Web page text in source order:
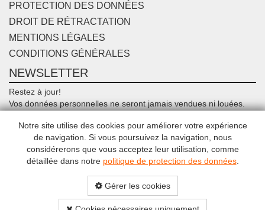
Notre site utilise des cookies pour améliorer votre expérience
de navigation. Si vous poursuivez la navigation, nous
considérerons que vous acceptez leur utilisation, comme
détaillée dans notre politique de protection des données.
Gérer les cookies
PROTECTION DES DONNÉES
DROIT DE RÉTRACTATION
MENTIONS LÉGALES
CONDITIONS GÉNÉRALES
NEWSLETTER
Restez à jour!
Vos données personnelles ne seront jamais vendues ni louées.
Connecter